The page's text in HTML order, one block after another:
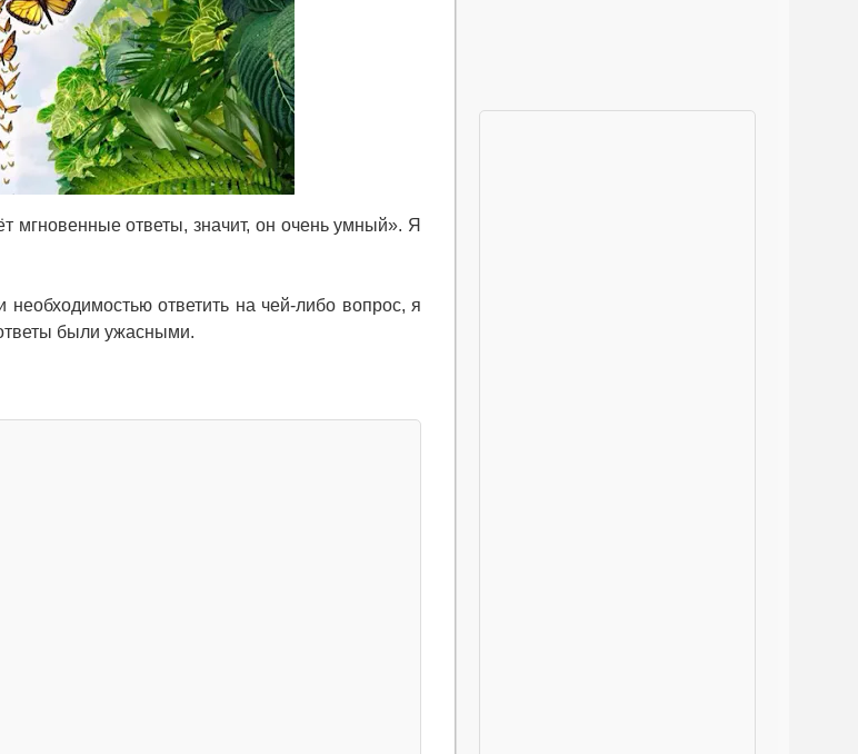
ответы, значит, он очень умный». Я
ответить на чей-либо вопрос, я
были ужасными.